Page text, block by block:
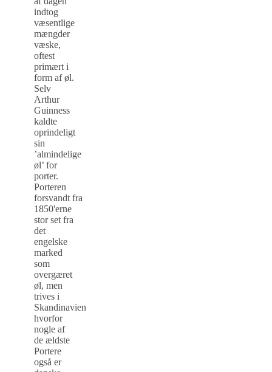
indtog
væsentlige
mængder
væske,
oftest
primært i
form af øl.
Selv
Arthur
Guinness
kaldte
oprindeligt
sin
’almindelige
øl’ for
porter.
Porteren
forsvandt fra
1850'erne
stor set fra
det
engelske
marked
som
overgæret
øl, men
trives i
Skandinavien,
hvorfor
nogle af
de ældste
Portere
også er